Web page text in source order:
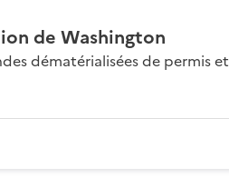
de Washington
dématérialisées de permis et